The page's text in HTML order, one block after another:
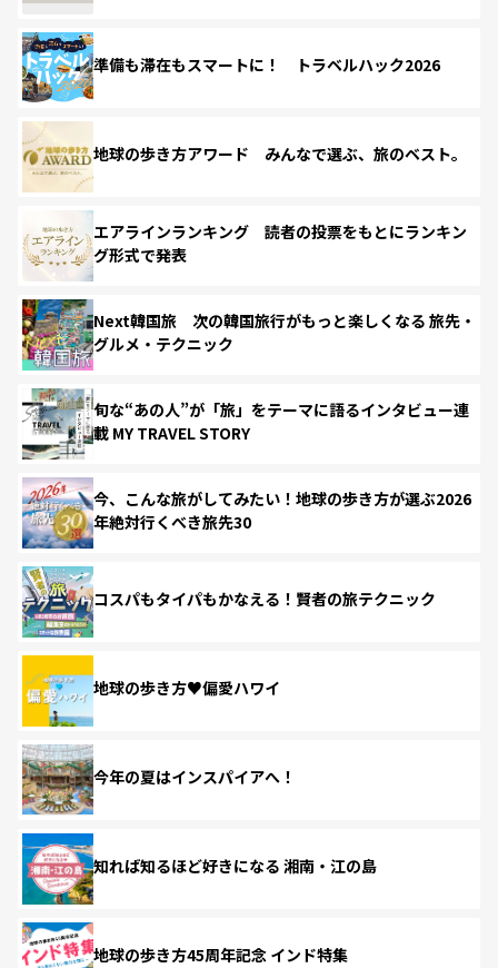
準備も滞在もスマートに！ トラベルハック2026
地球の歩き方アワード みんなで選ぶ、旅のベスト。
エアラインランキング 読者の投票をもとにランキン
グ形式で発表
Next韓国旅 次の韓国旅行がもっと楽しくなる 旅先・
グルメ・テクニック
旬な“あの人”が「旅」をテーマに語るインタビュー連
載 MY TRAVEL STORY
今、こんな旅がしてみたい！地球の歩き方が選ぶ2026
年絶対行くべき旅先30
コスパもタイパもかなえる！賢者の旅テクニック
地球の歩き方♥偏愛ハワイ
今年の夏はインスパイアへ！
知れば知るほど好きになる 湘南・江の島
地球の歩き方45周年記念 インド特集